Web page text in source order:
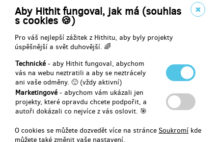
Aby Hithit fungoval, jak má (souhlas
s cookies 🍪)
Pro váš nejlepší zážitek z Hithitu, aby byly projekty
úspěšnější a svět duhovější. 🌈
Technické- aby Hithit fungoval, abychom
vás na webu neztratili a aby se neztrácely
ani vaše odměny. 🙂 (vždy aktivní)
Marketingové- abychom vám ukázali jen
projekty, které opravdu chcete podpořit, a
autoři dokázali co nejvíce z vás oslovit. 🎯
O cookies se můžete dozvedět více na stránce Soukromí kde
můžete také změnit vaše nastavení.
Najdete nás na